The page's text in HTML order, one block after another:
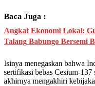
Baca Juga :
Angkat Ekonomi Lokal:
Talang Babungo Bersemi
Isinya menegaskan bahwa
sertifikasi bebas Cesium-
akhirnya mengakhiri